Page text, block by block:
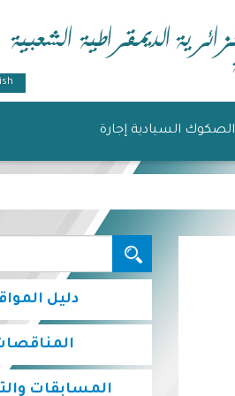
الصكوك السيادية إجارة
البحث...
دليل
المسابقات